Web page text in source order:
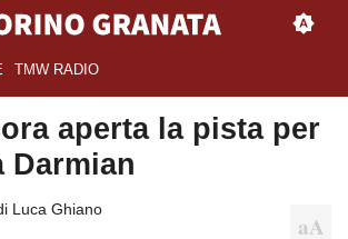
TMW RADIO
aperta la pista per
Darmian
Luca Ghiano